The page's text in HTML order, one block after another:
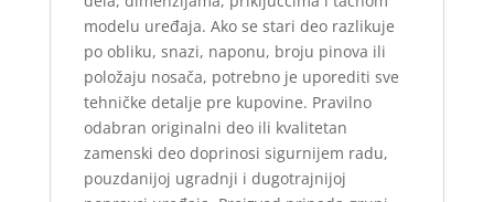
modelu uređaja. Ako se stari deo razlikuje
po obliku, snazi, naponu, broju pinova ili
položaju nosača, potrebno je uporediti sve
tehničke detalje pre kupovine. Pravilno
odabran originalni deo ili kvalitetan
zamenski deo doprinosi sigurnijem radu,
pouzdanijoj ugradnji i dugotrajnijoj